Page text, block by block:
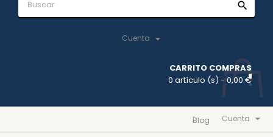
search
Cuenta 
CARRITO COMPRAS
0 artículo (s) - 0,00 €
Cuenta 
Blog